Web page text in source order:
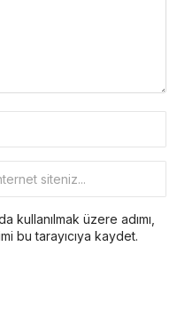
kullanılmak üzere adımı,
bu tarayıcıya kaydet.